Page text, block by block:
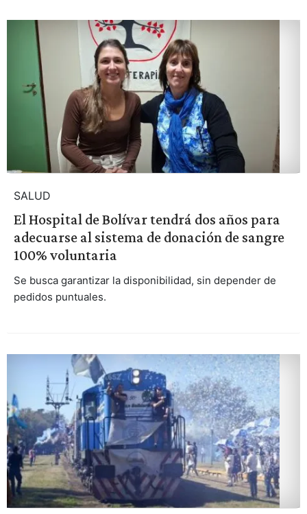
SALUD
El Hospital de Bolívar tendrá dos años para
adecuarse al sistema de donación de sangre
100% voluntaria
Se busca garantizar la disponibilidad, sin depender de
pedidos puntuales.